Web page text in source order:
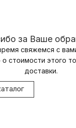
за Ваше
свяжемся с
стоимости этого
доставки.